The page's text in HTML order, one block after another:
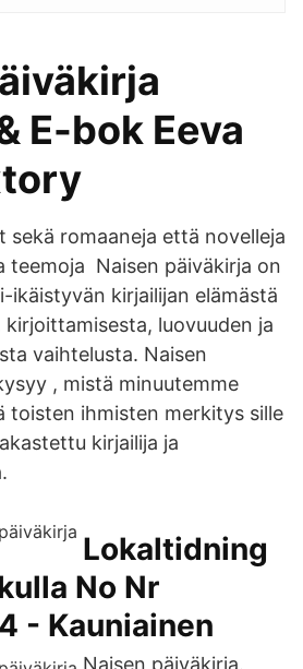
E-bok Eeva
sekä romaaneja että novelleja
teemoja Naisen päiväkirja on
ikäistyvän kirjailijan elämästä
luovuuden ja
vaihtelusta. Naisen
, mistä minuutemme
toisten ihmisten merkitys sille
kirjailija ja
Lokaltidning
No Nr
- Kauniainen
‎Naisen päiväkirja.